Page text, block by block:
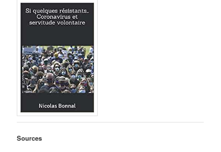
Sources